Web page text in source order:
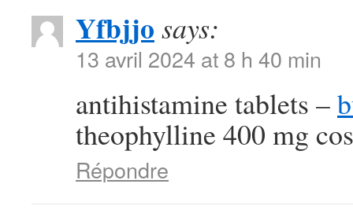
Yfbjjo says:
13 avril 2024 at 8 h 40 min
antihistamine tablets –
theophylline 400 mg
Répondre